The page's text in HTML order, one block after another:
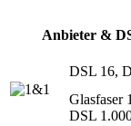
Anbieter &
DSL 16,
Glasfaser
DSL